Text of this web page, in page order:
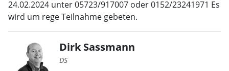
24.02.2024 unter 05723/917007 oder 0152/23241971 Es
wird um rege Teilnahme gebeten.
Dirk Sassmann
DS